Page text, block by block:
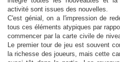
activité sont issues des nouvelles.
C'est génial, on a l'impression de
tous ces éléments atypiques par
commencer par la carte civile de
Le premier tour de jeu est souvent
la richesse des joueurs, mais cette